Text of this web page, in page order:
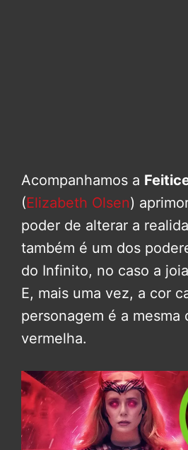
Acompanhamos a
(Elizabeth Olsen)
poder de alterar a
também é um dos
do Infinito, no caso a
E, mais uma vez, a cor
personagem é a mesma
vermelha.